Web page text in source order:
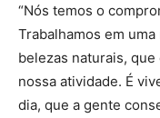
“Nós temos o
Trabalhamos em
belezas naturais,
nossa atividade. É
dia, que a gente